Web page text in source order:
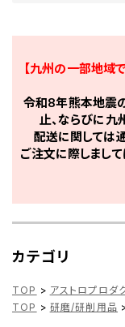
【九州の一部地域
令和8年熊本地震
止、ならびに九
配送に関しては
ご注文に際しまし
カテゴリ
TOP > アストロプロダ
TOP > 研磨/研削用品